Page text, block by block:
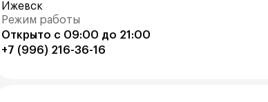
Ижевск
Режим работы
Открыто с 09:00 до 21:00
+7 (996) 216-36-16